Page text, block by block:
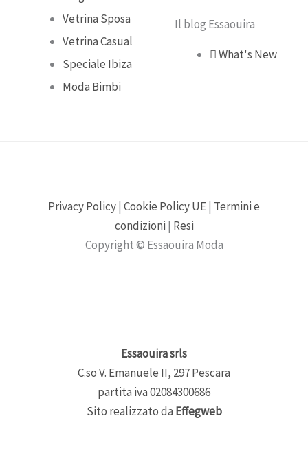
m
Vetrina Sposa
Vetrina Casual
Speciale Ibiza
Moda Bimbi
Il blog Essaouira
What's New
Privacy Policy| Cookie Policy UE| Termini e
condizioni | Resi
Copyright © Essaouira Moda
Essaouira srls
C.so V. Emanuele II, 297 Pescara
partita iva 02084300686
Sito realizzato da Effegweb